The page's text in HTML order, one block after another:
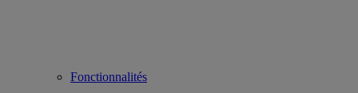
Fonctionnalités